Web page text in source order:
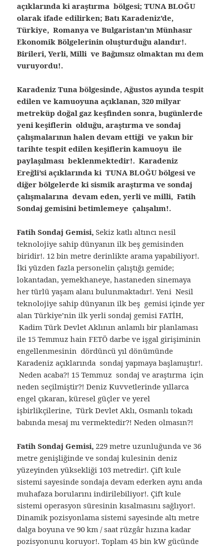
açıklarında ki araştırma bölgesi; TUNA BLOĞU
olarak ifade edilirken; Batı Karadeniz’de,
Türkiye, Romanya ve Bulgaristan’ın Münhasır
Ekonomik Bölgelerinin oluşturduğu alandır!.
Birileri, Yerli, Milli ve Bağımsız olmaktan mı dem
vuruyordu!.
Karadeniz Tuna bölgesinde, Ağustos ayında tespit
edilen ve kamuoyuna açıklanan, 320 milyar
metreküp doğal gaz keşfinden sonra, bugünlerde
yeni keşiflerin olduğu, araştırma ve sondaj
çalışmalarının halen devam ettiği ve yakın bir
tarihte tespit edilen keşiflerin kamuoyu ile
paylaşılması beklenmektedir!. Karadeniz
Ereğli’si açıklarında ki TUNA BLOĞU bölgesi ve
diğer bölgelerde ki sismik araştırma ve sondaj
çalışmalarına devam eden, yerli ve milli, Fatih
Sondaj gemisini betimlemeye çalışalım!.
Fatih Sondaj Gemisi, Sekiz katlı altıncı nesil
teknolojiye sahip dünyanın ilk beş gemisinden
biridir!. 12 bin metre derinlikte arama yapabiliyor!.
İki yüzden fazla personelin çalıştığı gemide;
lokantadan, yemekhaneye, hastaneden sinemaya
her türlü yaşam alanı bulunmaktadır!. Yeni Nesil
teknolojiye sahip dünyanın ilk beş gemisi içinde yer
alan Türkiye’nin ilk yerli sondaj gemisi FATİH,
Kadim Türk Devlet Aklının anlamlı bir planlaması
ile 15 Temmuz hain FETÖ darbe ve işgal girişiminin
engellenmesinin dördüncü yıl dönümünde
Karadeniz açıklarında sondaj yapmaya başlamıştır!.
Neden acaba?! 15 Temmuz sondaj ve araştırma için
neden seçilmiştir?! Deniz Kuvvetlerinde yıllarca
engel çıkaran, küresel güçler ve yerel
işbirlikçilerine, Türk Devlet Aklı, Osmanlı tokadı
babında mesaj mı vermektedir?! Neden olmasın?!
Fatih Sondaj Gemisi, 229 metre uzunluğunda ve 36
metre genişliğinde ve sondaj kulesinin deniz
yüzeyinden yüksekliği 103 metredir!. Çift kule
sistemi sayesinde sondaja devam ederken aynı anda
muhafaza borularını indirilebiliyor!. Çift kule
sistemi operasyon süresinin kısalmasını sağlıyor!.
Dinamik pozisyonlama sistemi sayesinde altı metre
dalga boyuna ve 90 km / saat rüzgâr hızına kadar
pozisyonunu koruyor!. Toplam 45 bin kW gücünde